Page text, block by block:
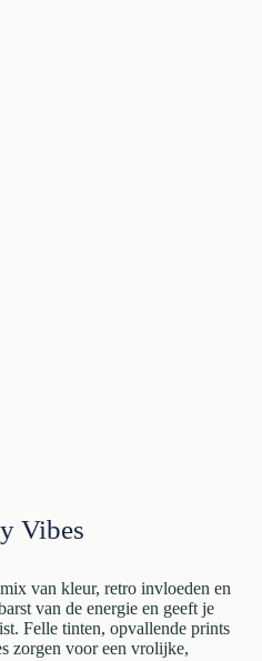
Vibes
van kleur, retro invloeden en
van de energie en geeft je
Felle tinten, opvallende prints
zorgen voor een vrolijke,